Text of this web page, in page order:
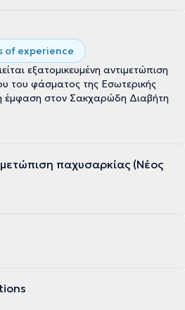
of experience
εξατομικευμένη αντιμετώπιση
του φάσματος της Εσωτερικής
έμφαση στον Σακχαρώδη Διαβήτη
παχυσαρκίας (Νέος